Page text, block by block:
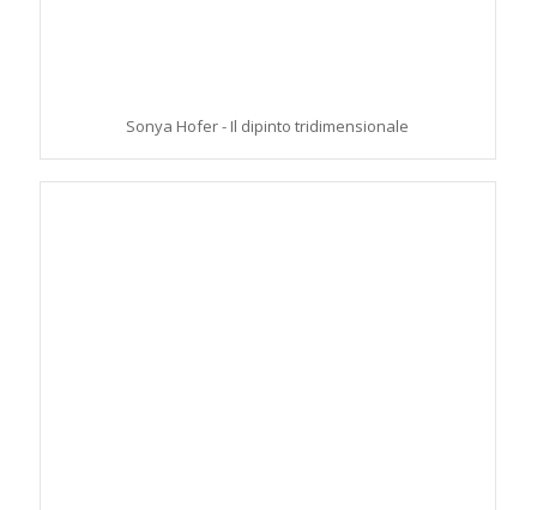
Sonya Hofer - Il dipinto tridimensionale